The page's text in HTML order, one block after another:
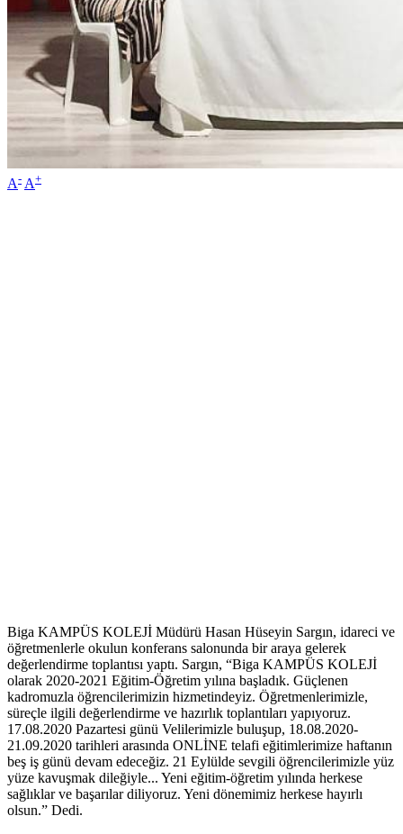
A- A+
Biga KAMPÜS KOLEJİ Müdürü Hasan Hüseyin Sargın, idareci ve
öğretmenlerle okulun konferans salonunda bir araya gelerek
değerlendirme toplantısı yaptı. Sargın, “Biga KAMPÜS KOLEJİ
olarak 2020-2021 Eğitim-Öğretim yılına başladık. Güçlenen
kadromuzla öğrencilerimizin hizmetindeyiz. Öğretmenlerimizle,
süreçle ilgili değerlendirme ve hazırlık toplantıları yapıyoruz.
17.08.2020 Pazartesi günü Velilerimizle buluşup, 18.08.2020-
21.09.2020 tarihleri arasında ONLİNE telafi eğitimlerimize haftanın
beş iş günü devam edeceğiz. 21 Eylülde sevgili öğrencilerimizle yüz
yüze kavuşmak dileğiyle... Yeni eğitim-öğretim yılında herkese
sağlıklar ve başarılar diliyoruz. Yeni dönemimiz herkese hayırlı
olsun.” Dedi.